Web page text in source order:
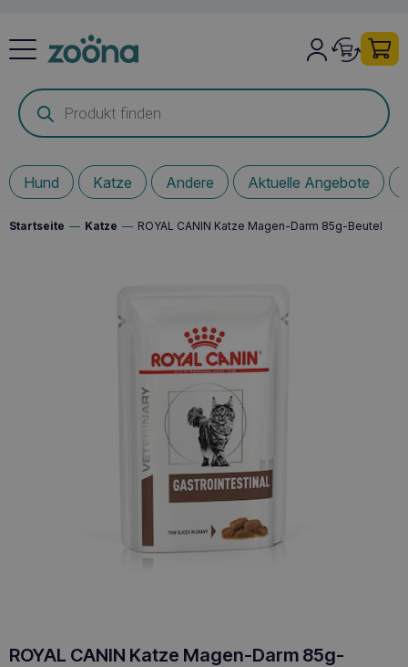
Products
search
Hund Katze Andere Aktuelle Angebote
Startseite — Katze — ROYAL CANIN Katze Magen-Darm 85g-Beutel
ROYAL CANIN Katze Magen-Darm 85g-